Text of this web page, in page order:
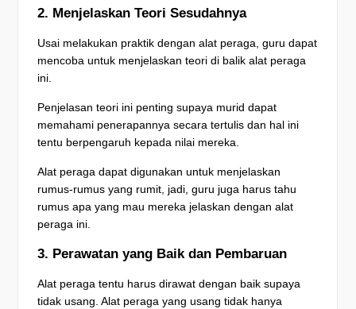
2. Menjelaskan Teori Sesudahnya
Usai melakukan praktik dengan alat peraga, guru dapat
mencoba untuk menjelaskan teori di balik alat peraga
ini.
Penjelasan teori ini penting supaya murid dapat
memahami penerapannya secara tertulis dan hal ini
tentu berpengaruh kepada nilai mereka.
Alat peraga dapat digunakan untuk menjelaskan
rumus-rumus yang rumit, jadi, guru juga harus tahu
rumus apa yang mau mereka jelaskan dengan alat
peraga ini.
3. Perawatan yang Baik dan Pembaruan
Alat peraga tentu harus dirawat dengan baik supaya
tidak usang. Alat peraga yang usang tidak hanya